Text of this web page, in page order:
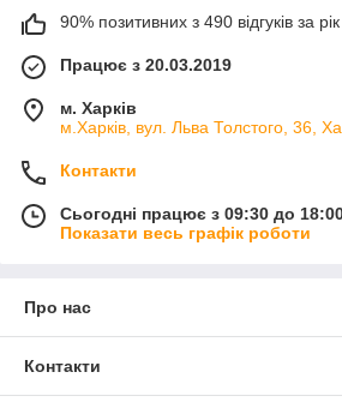
90% позитивних з 490 відгуків за рік
Працює з 20.03.2019
м. Харків
м.Харків, вул. Льва Толстого, 36,
Контакти
Сьогодні працює з 09:30 до
Показати весь графік роботи
Про нас
Контакти